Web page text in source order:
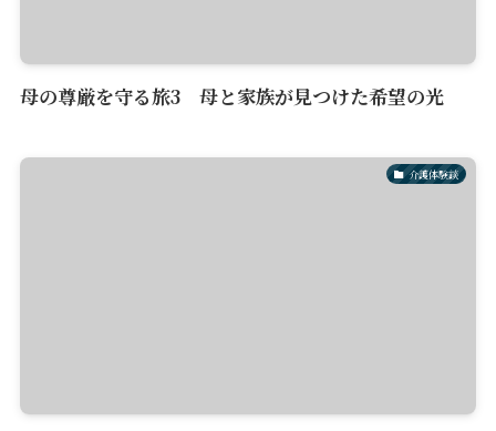
母の尊厳を守る旅3 母と家族が見つけた希望の光
介護体験談